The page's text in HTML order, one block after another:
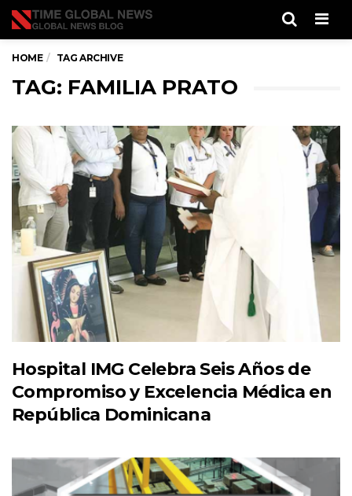
HOME TAG ARCHIVE
TAG: FAMILIA PRATO
Hospital IMG Celebra Seis Años de
Compromiso y Excelencia Médica en
República Dominicana